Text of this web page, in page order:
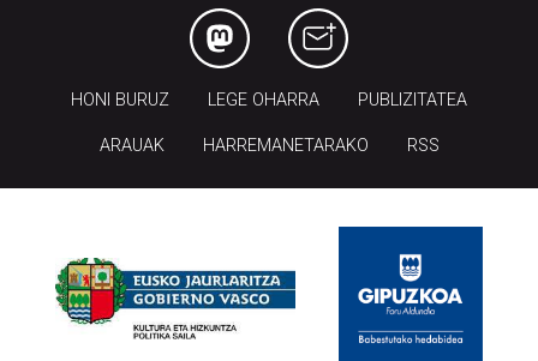
HONI BURUZ LEGE OHARRA PUBLIZITATEA
ARAUAK HARREMANETARAKO RSS